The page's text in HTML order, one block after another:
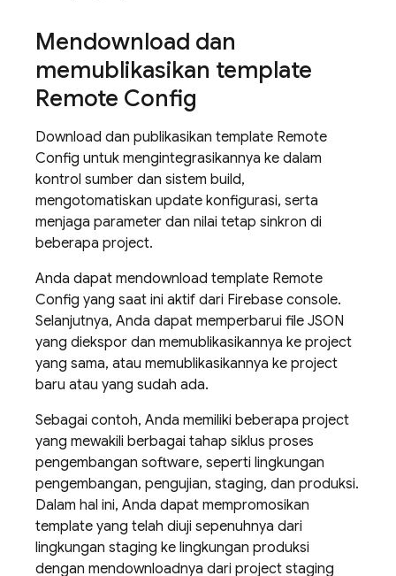
Mendownload dan
memublikasikan template
Remote Config
Download dan publikasikan template Remote
Config untuk mengintegrasikannya ke dalam
kontrol sumber dan sistem build,
mengotomatiskan update konfigurasi, serta
menjaga parameter dan nilai tetap sinkron di
beberapa project.
Anda dapat mendownload template Remote
Config yang saat ini aktif dari Firebase console.
Selanjutnya, Anda dapat memperbarui file JSON
yang diekspor dan memublikasikannya ke project
yang sama, atau memublikasikannya ke project
baru atau yang sudah ada.
Sebagai contoh, Anda memiliki beberapa project
yang mewakili berbagai tahap siklus proses
pengembangan software, seperti lingkungan
pengembangan, pengujian, staging, dan produksi.
Dalam hal ini, Anda dapat mempromosikan
template yang telah diuji sepenuhnya dari
lingkungan staging ke lingkungan produksi
dengan mendownloadnya dari project staging